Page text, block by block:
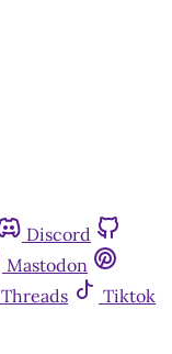
Discord
Mastodon
Threads
Tiktok